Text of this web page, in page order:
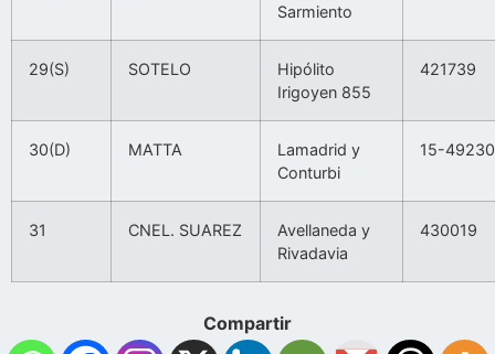
Sarmiento
29(S) SOTELO
Hipólito
Irigoyen 855
421739
30(D) MATTA
Lamadrid y
Conturbi
15-
31 CNEL. SUAREZ
Avellaneda y
Rivadavia
430019
Compartir